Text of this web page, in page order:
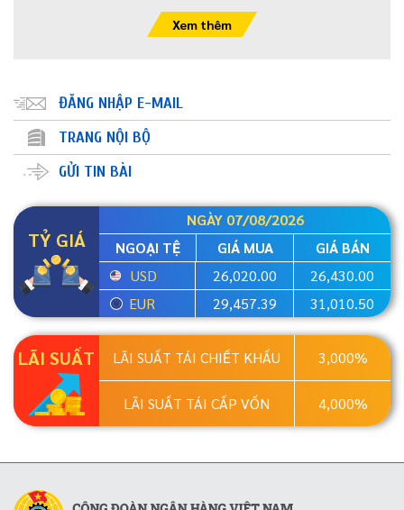
Xem thêm
ĐĂNG NHẬP E-MAIL
TRANG NỘI BỘ
GỬI TIN BÀI
TỶ GIÁ
NGÀY 07/08/2026
NGOẠI TỆ
GIÁ MUA
GIÁ BÁN
USD
26,020.00
26,430.00
EUR
29,457.39 31,010.50
LÃI SUẤT LÃI SUẤT TÁI CHIẾT KHẤU 3,000%
LÃI SUẤT TÁI CẤP VỐN 4,000%